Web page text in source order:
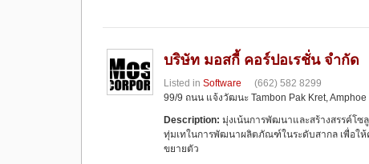
e
b
o
o
k
o
d
o
n
e
บริษัท มอสกี้ คอร์ปอเรชั่น จำกัด
Listed in Software
(662) 582 8299
99/9 ถนน แจ้งวัฒนะ Tambon Pak Kret,
Description: มุ่งเน้นการพัฒนาและสร้างสรรค์โ
ทุ่มเทในการพัฒนาผลิตภัณฑ์ในระดับสากล เพื่อใ
ขยายตัว